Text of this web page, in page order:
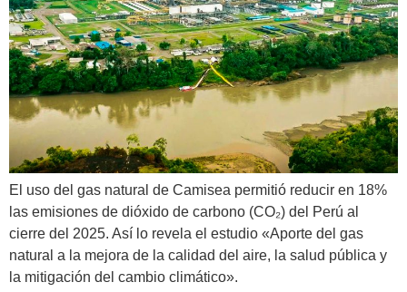
El uso del gas natural de Camisea permitió reducir en 18%
las emisiones de dióxido de carbono (CO₂) del Perú al
cierre del 2025. Así lo revela el estudio «Aporte del gas
natural a la mejora de la calidad del aire, la salud pública y
la mitigación del cambio climático».